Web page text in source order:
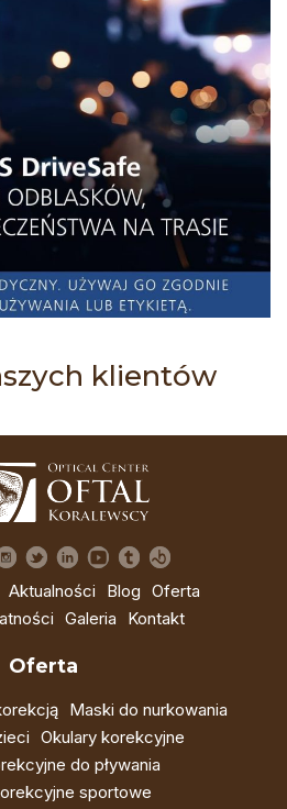
klientów
Aktualności Blog Oferta
Galeria Kontakt
Oferta
Maski do nurkowania
Okulary korekcyjne
do pływania
sportowe